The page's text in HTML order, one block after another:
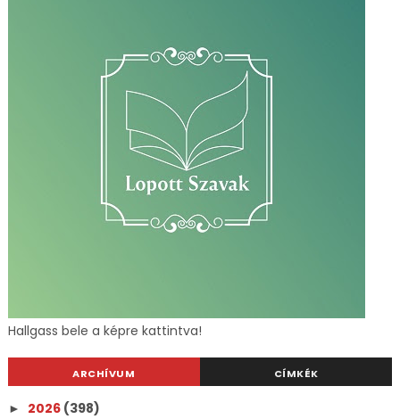
Hallgass bele a képre kattintva!
ARCHÍVUM CÍMKÉK
► 2026 (398)